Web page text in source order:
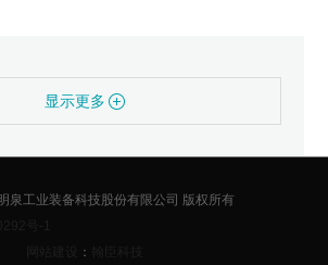
显示更多
泉工业装备科技股份有限公司 版权所有
：